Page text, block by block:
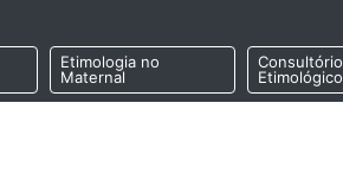
Etimologia no
Maternal
Consultório
Etimológico